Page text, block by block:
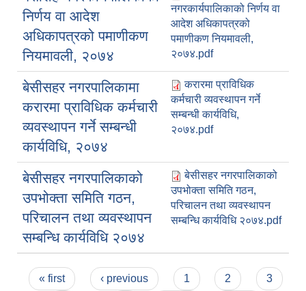
निर्णय वा आदेश
अधिकापत्रको पमाणीकण
नियमावली, २०७४
नगरकार्यपालिकाको निर्णय वा
आदेश अधिकापत्रको
पमाणीकण नियमावली,
२०७४.pdf
बेसीसहर नगरपालिकामा
करारमा प्राविधिक कर्मचारी
व्यवस्थापन गर्ने सम्बन्धी
कार्यविधि, २०७४
करारमा प्राविधिक
कर्मचारी व्यवस्थापन गर्ने
सम्बन्धी कार्यविधि,
२०७४.pdf
बेसीसहर नगरपालिकाको
उपभोक्ता समिति गठन,
परिचालन तथा व्यवस्थापन
सम्बन्धि कार्यविधि २०७४
बेसीसहर नगरपालिकाको
उपभोक्ता समिति गठन,
परिचालन तथा व्यवस्थापन
सम्बन्धि कार्यविधि २०७४.pdf
Pages
« first ‹ previous 1 2
3